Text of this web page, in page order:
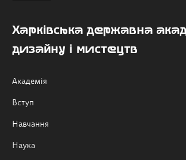
Харківська державна
дизайну і мистецтв
Академія
Вступ
Навчання
Наука